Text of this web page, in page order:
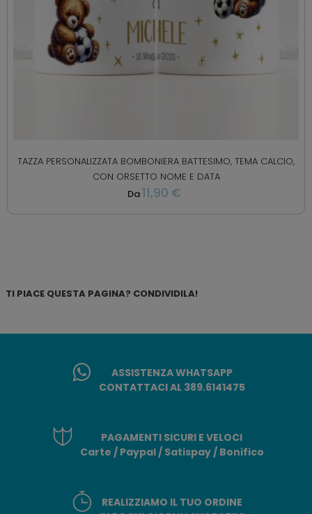
TAZZA PERSONALIZZATA BOMBONIERA BATTESIMO, TEMA CALCIO,
CON ORSETTO NOME E DATA
Da11,90 €
TI PIACE QUESTA PAGINA? CONDIVIDILA!
ASSISTENZA WHATSAPP
CONTATTACI AL 389.6141475
PAGAMENTI SICURI E VELOCI
Carte / Paypal / Satispay / Bonifico
REALIZZIAMO IL TUO ORDINE